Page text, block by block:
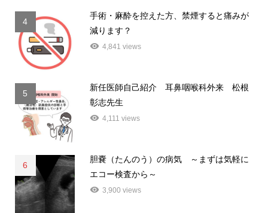
4
手術・麻酔を控えた方、禁煙すると痛みが
減ります？
4,841 views
5
新任医師自己紹介 耳鼻咽喉科外来 松根
彰志先生
4,111 views
6
胆嚢（たんのう）の病気 ～まずは気軽に
エコー検査から～
3,900 views